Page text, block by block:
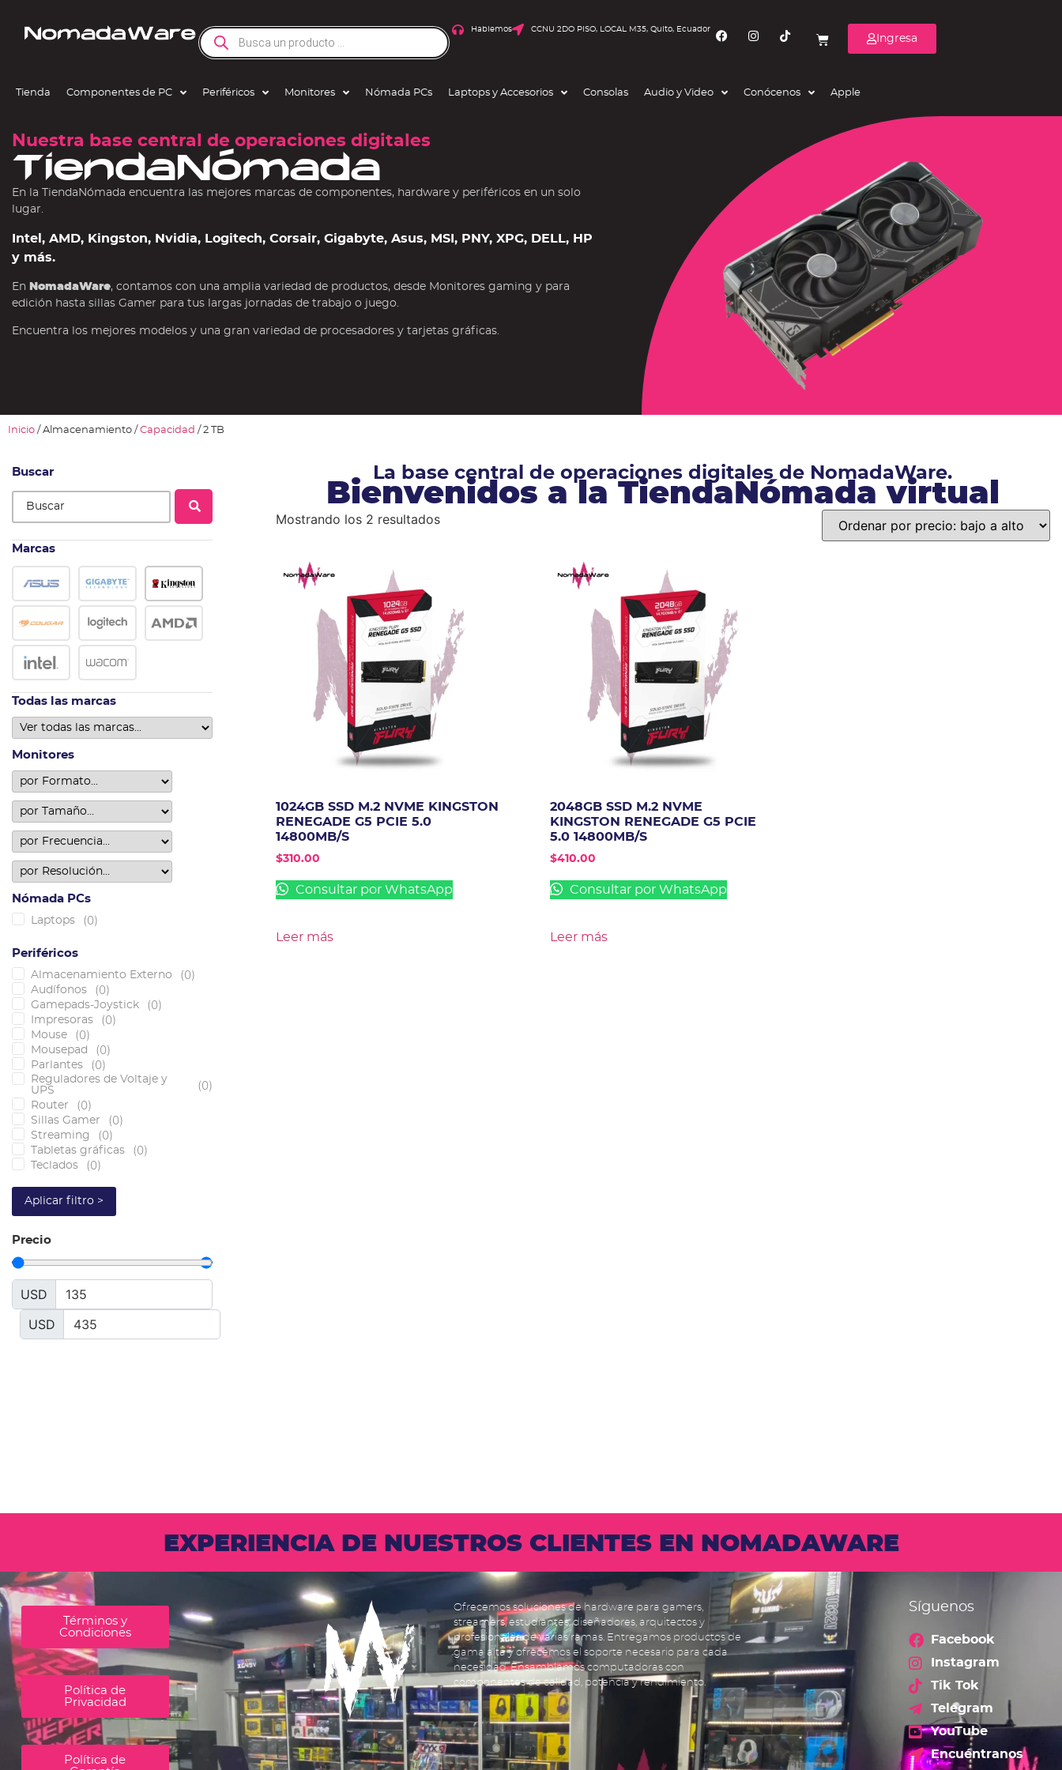
Hablemos CCNU 2DO PISO, LOCAL M35, Quito, Ecuador
Ingresa
Tienda Componentes de PC Periféricos Monitores Nómada PCs Laptops y Accesorios Consolas Audio y Video Conócenos Apple
Nuestra base central de operaciones digitales
TiendaNómada
En la TiendaNómada encuentra las mejores marcas de componentes, hardware y periféricos en un solo
lugar.
Intel, AMD, Kingston, Nvidia, Logitech, Corsair, Gigabyte, Asus, MSI, PNY, XPG, DELL, HP
y más.
En NomadaWare, contamos con una amplia variedad de productos, desde Monitores gaming y para
edición hasta sillas Gamer para tus largas jornadas de trabajo o juego.
Encuentra los mejores modelos y una gran variedad de procesadores y tarjetas gráficas.
Inicio / Almacenamiento / Capacidad / 2 TB
Buscar
Marcas
Todas las marcas
Monitores
Nómada PCs
Laptops (0)
Periféricos
Almacenamiento Externo (0)
Audífonos (0)
Gamepads-Joystick (0)
Impresoras (0)
Mouse (0)
Mousepad (0)
Parlantes (0)
Reguladores de Voltaje y
UPS
(0)
Router (0)
Sillas Gamer (0)
Streaming (0)
Tabletas gráficas (0)
Teclados (0)
Aplicar filtro >
Precio
USD
USD
La base central de operaciones digitales de NomadaWare.
Bienvenidos a la TiendaNómada virtual
Mostrando los 2 resultados
1024GB SSD M.2 NVME KINGSTON
RENEGADE G5 PCIE 5.0
14800MB/S
$310.00
Consultar por WhatsApp
Leer más
2048GB SSD M.2 NVME
KINGSTON RENEGADE G5 PCIE
5.0 14800MB/S
$410.00
Consultar por WhatsApp
Leer más
EXPERIENCIA DE NUESTROS CLIENTES EN NOMADAWARE
Términos y
Condiciones
Política de
Privacidad
Política de
Ofrecemos soluciones de hardware para gamers,
streamers, estudiantes, diseñadores, arquitectos y
profesionales de varias ramas. Entregamos productos de
gama alta y ofrecemos el soporte necesario para cada
necesidad. Ensamblamos computadoras con
componentes de calidad, potencia y rendimiento.
Síguenos
Facebook
Instagram
Tik Tok
Telegram
YouTube
Encuéntranos